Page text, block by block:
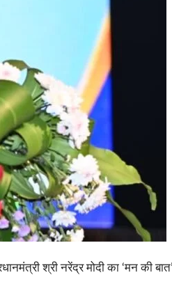
श्री नरेंद्र मोदी का ‘मन की